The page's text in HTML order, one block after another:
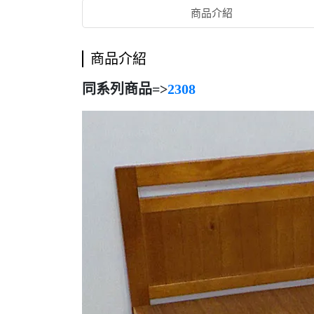
商品介紹
商品介紹
同系列商品=>2308